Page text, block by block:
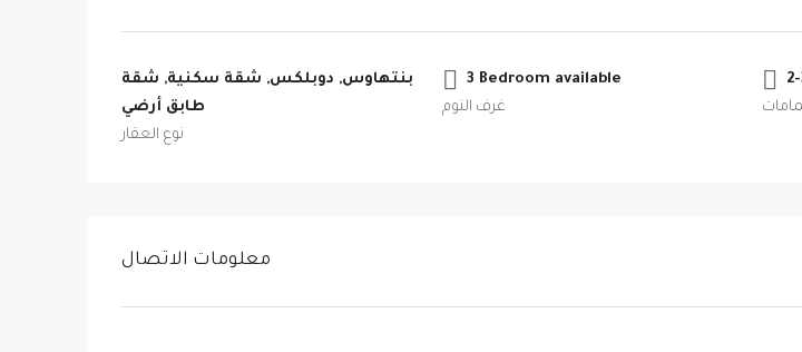
بنتهاوس, دوبلكس, شقة سكنية, شقة
طابق أرضي
نوع العقار
3 Bedroom available
غرف النوم
معلومات الاتصال